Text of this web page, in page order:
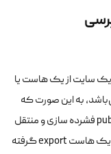
یک سایت از یک هاست یا
به این صورت که
فایل‌های موجود در پوشه روت سایت یا public_html فشرده سازی و منتقل
شوند و همینطور دیتابیس‌ها نیز به صورت مجزا از یک هاست export گرفته